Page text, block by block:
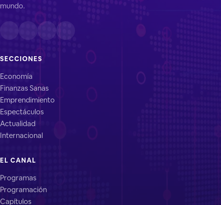
mundo.
SECCIONES
Economía
Finanzas Sanas
Emprendimiento
Espectáculos
Actualidad
Internacional
EL CANAL
Programas
Programación
Capítulos